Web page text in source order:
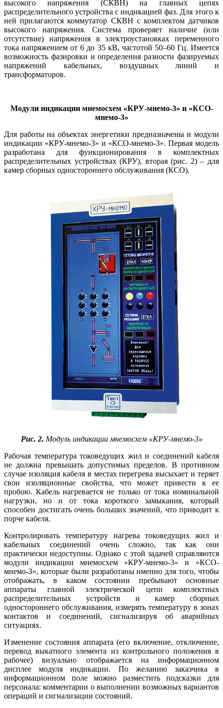
высокого напряжения (СКВН) на главных цепях
распределительного устройства с индикацией фаз. Для этого к
ней прилагаются коммутатор СКВН с комплектом датчиков
высокого напряжения. Система проверяет наличие (или
отсутствие) напряжения в электроустановках переменного
тока напряжением от 6 до 35 кВ, частотой 50–60 Гц. Имеется
возможность фазировки и определения разности фазируемых
напряжений кабельных, воздушных линий и
трансформаторов.
Модули индикации мнемосхем «КРУ-мнемо‑3» и «КСО-
мнемо‑3»
Для работы на объектах энергетики предназначены и модули
индикации «КРУ-мнемо‑3» и «КСО-мнемо‑3». Первая модель
разработана для функционирования в комплектных
распределительных устройствах (КРУ), вторая (рис. 2) – для
камер сборных одностороннего обслуживания (КСО).
Рис. 2. Модуль индикации мнемосхем «КРУ-мнемо‑3»
Рабочая температура токоведущих жил и соединений кабеля
не должна превышать допустимых пределов. В противном
случае изоляция кабеля в местах перегрева высыхает и теряет
свои изоляционные свойства, что может привести к ее
пробою. Кабель нагревается не только от тока номинальной
нагрузки, но и от тока короткого замыкания, который
способен достигать очень больших значений, что приводит к
порче кабеля.
Контролировать температуру нагрева токоведущих жил и
кабельных соединений очень сложно, так как они
практически недоступны. Однако с этой задачей справляются
модули индикации мнемосхем «КРУ-мнемо‑3» и «КСО-
мнемо‑3», которые были разработаны именно для того, чтобы
отображать, в каком состоянии пребывают основные
аппараты главной электрической цепи комплектных
распределительных устройств и камер сборных
одностороннего обслуживания, измерять температуру в зонах
контактов и соединений, сигнализируя об аварийных
ситуациях.
Изменение состояния аппарата (его включение, отключение,
перевод выкатного элемента из контрольного положения в
рабочее) визуально отображается на информационном
дисплее модуля индикации. По желанию заказчика в
информационном поле можно разместить подсказки для
персонала: комментарии о выполнении возможных вариантов
операций и сигнализации состояний.